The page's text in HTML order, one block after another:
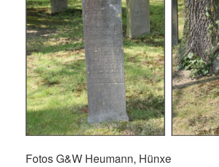
Fotos G&W Heumann, Hünxe